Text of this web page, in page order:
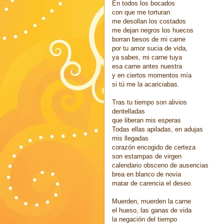
En todos los bocados
con que me torturan
me desollan los costados
me dejan negros los huecos
borran besos de mi carne
por tu amor sucia de vida,
ya sabes, mi carne tuya
esa carne antes nuestra
y en ciertos momentos mía
si tú me la acariciabas.
Tras tu tiempo son alivios
dentelladas
que liberan mis esperas
Todas ellas apiladas, en adujas
mis llegadas
corazón encogido de certeza
son estampas de virgen
calendario obsceno de ausencias
brea en blanco de novia
matar de carencia el deseo.
Muerden, muerden la carne
el hueso, las ganas de vida
la negación del tiempo